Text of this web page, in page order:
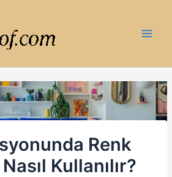
Renk
Kullanılır?